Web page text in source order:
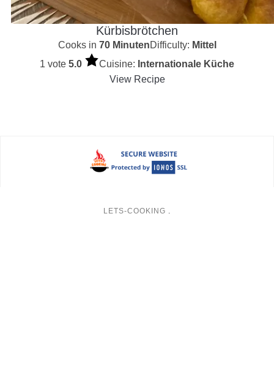
Kürbisbrötchen
Cooks in 70 MinutenDifficulty: Mittel
1 vote 5.0 Cuisine: Internationale Küche
View Recipe
LETS-COOKING